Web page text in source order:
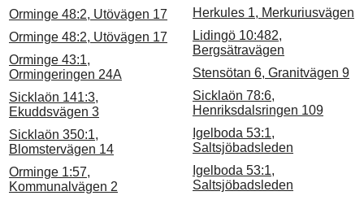
Orminge 48:2, Utövägen 17
Orminge 48:2, Utövägen 17
Orminge 43:1,
Ormingeringen 24A
Sicklaön 141:3,
Ekuddsvägen 3
Sicklaön 350:1,
Blomstervägen 14
Orminge 1:57,
Kommunalvägen 2
Herkules 1, Merkuriusvägen
Lidingö 10:482,
Bergsätravägen
Stensötan 6, Granitvägen 9
Sicklaön 78:6,
Henriksdalsringen 109
Igelboda 53:1,
Saltsjöbadsleden
Igelboda 53:1,
Saltsjöbadsleden